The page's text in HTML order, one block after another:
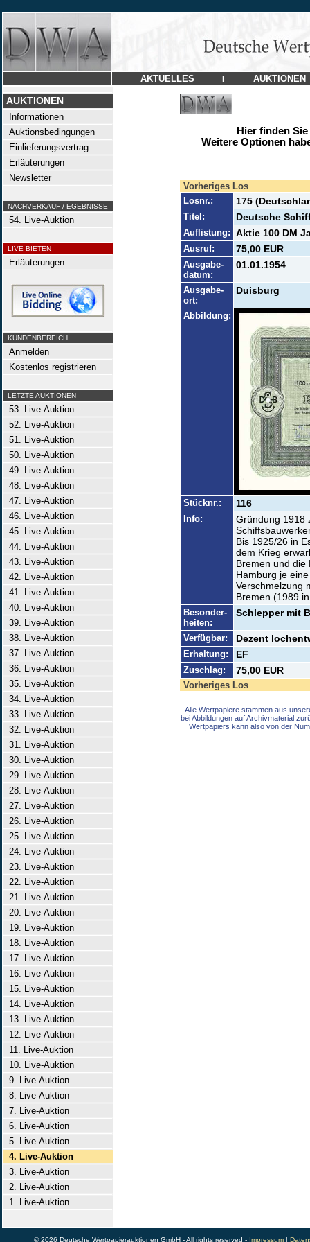
AKTUELLES | AUKTIONEN
AUKTIONEN
Informationen
Auktionsbedingungen
Einlieferungsvertrag
Erläuterungen
Newsletter
NACHVERKAUF / EGEBNISSE
54. Live-Auktion
LIVE BIETEN
Erläuterungen
KUNDENBEREICH
Anmelden
Kostenlos registrieren
LETZTE AUKTIONEN
53. Live-Auktion
52. Live-Auktion
51. Live-Auktion
50. Live-Auktion
49. Live-Auktion
48. Live-Auktion
47. Live-Auktion
46. Live-Auktion
45. Live-Auktion
44. Live-Auktion
43. Live-Auktion
42. Live-Auktion
41. Live-Auktion
40. Live-Auktion
39. Live-Auktion
38. Live-Auktion
37. Live-Auktion
36. Live-Auktion
35. Live-Auktion
34. Live-Auktion
33. Live-Auktion
32. Live-Auktion
31. Live-Auktion
30. Live-Auktion
29. Live-Auktion
28. Live-Auktion
27. Live-Auktion
26. Live-Auktion
25. Live-Auktion
24. Live-Auktion
23. Live-Auktion
22. Live-Auktion
21. Live-Auktion
20. Live-Auktion
19. Live-Auktion
18. Live-Auktion
17. Live-Auktion
16. Live-Auktion
15. Live-Auktion
14. Live-Auktion
13. Live-Auktion
12. Live-Auktion
11. Live-Auktion
10. Live-Auktion
9. Live-Auktion
8. Live-Auktion
7. Live-Auktion
6. Live-Auktion
5. Live-Auktion
4. Live-Auktion
3. Live-Auktion
2. Live-Auktion
1. Live-Auktion
Hier finden
Weitere Optionen
Vorheriges Los
Losnr.:
175
Titel: Deutsche
Auflistung: Aktie 100 DM
Ausruf: 75,00 EUR
Ausgabe-
datum:
01.01.1954
Ausgabe-
ort:
Duisburg
Abbildung:
Stücknr.: 116
Info:
Gründung 1918
Bis 1925/26 in
dem Krieg
Bremen und die
Hamburg je
Verschmelzung
Bremen (1989
Besonder-
heiten:
Schlepper mit
Verfügbar: Dezent
Erhaltung: EF
Zuschlag: 75,00 EUR
Vorheriges Los
Alle Wertpapiere stammen aus
bei Abbildungen auf Archivmaterial
Wertpapiers kann also von der
© 2026 Deutsche Wertpapierauktionen GmbH - All rights reserved - Impressum|